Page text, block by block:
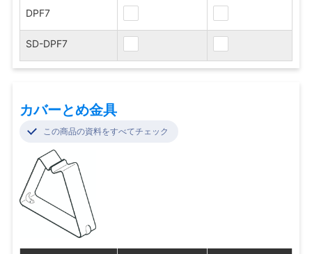
DPF7
SD-DPF7
カバーとめ金具
この商品の資料をすべてチェック